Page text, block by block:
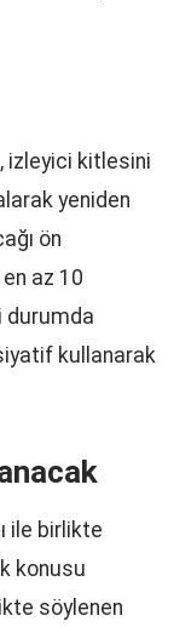
izleyici kitlesini
yeniden
ön
az 10
durumda
kullanarak
ile birlikte
konusu
söylenen